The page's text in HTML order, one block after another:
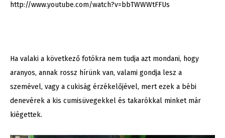
http://www.youtube.com/watch?v=bbTWWWtFFUs
Ha valaki a következő fotókra nem tudja azt mondani, hogy
aranyos, annak rossz hírünk van, valami gondja lesz a
szemével, vagy a cukiság érzékelőjével, mert ezek a bébi
denevérek a kis cumisüvegekkel és takarókkal minket már
kiégettek.